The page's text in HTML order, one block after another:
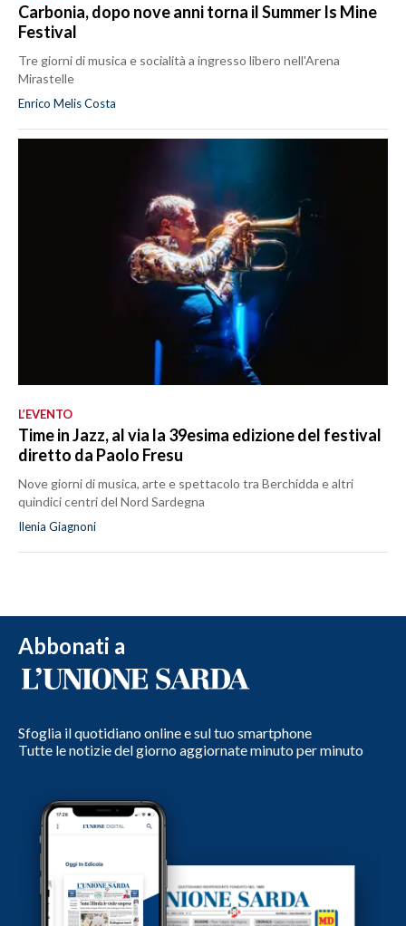
Carbonia, dopo nove anni torna il Summer Is Mine
Festival
Tre giorni di musica e socialità a ingresso libero nell'Arena
Mirastelle
Enrico Melis Costa
L’EVENTO
Time in Jazz, al via la 39esima edizione del festival
diretto da Paolo Fresu
Nove giorni di musica, arte e spettacolo tra Berchidda e altri
quindici centri del Nord Sardegna
Ilenia Giagnoni
Abbonati a
Sfoglia il quotidiano online e sul tuo smartphone
Tutte le notizie del giorno aggiornate minuto per minuto